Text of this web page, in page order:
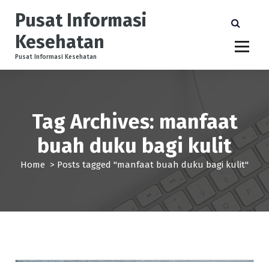
o
Pusat Informasi
Kesehatan
Pusat Informasi Kesehatan
Tag Archives: manfaat
buah duku bagi kulit
Home > Posts tagged "manfaat buah duku bagi kulit"